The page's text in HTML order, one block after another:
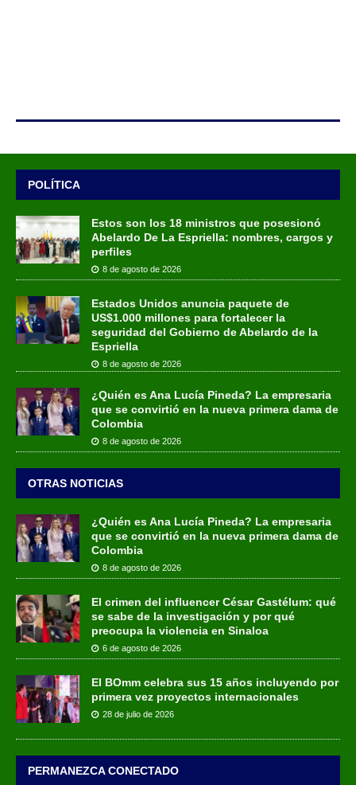
POLÍTICA
Estos son los 18 ministros que posesionó
Abelardo De La Espriella: nombres, cargos y
perfiles
8 de agosto de 2026
Estados Unidos anuncia paquete de
US$1.000 millones para fortalecer la
seguridad del Gobierno de Abelardo de la
Espriella
8 de agosto de 2026
¿Quién es Ana Lucía Pineda? La empresaria
que se convirtió en la nueva primera dama de
Colombia
8 de agosto de 2026
OTRAS NOTICIAS
¿Quién es Ana Lucía Pineda? La empresaria
que se convirtió en la nueva primera dama de
Colombia
8 de agosto de 2026
El crimen del influencer César Gastélum: qué
se sabe de la investigación y por qué
preocupa la violencia en Sinaloa
6 de agosto de 2026
El BOmm celebra sus 15 años incluyendo por
primera vez proyectos internacionales
28 de julio de 2026
PERMANEZCA CONECTADO